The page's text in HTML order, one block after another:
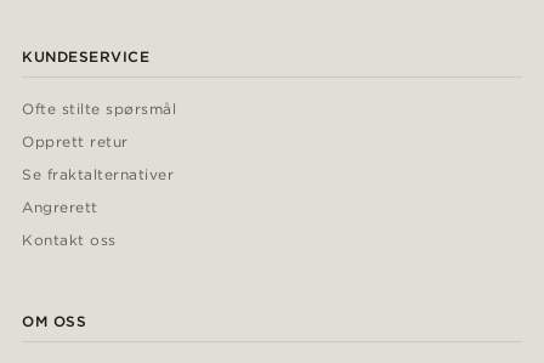
KUNDESERVICE
Ofte stilte spørsmål
Opprett retur
Se fraktalternativer
Angrerett
Kontakt oss
OM OSS